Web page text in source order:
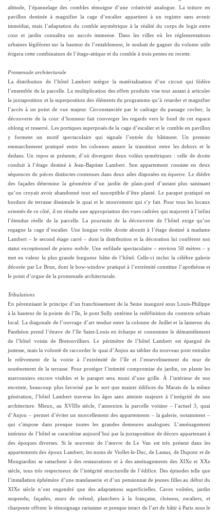
altitude, l’épannelage des combles témoigne d’une créativité analogue. La toiture en
pavillon destinée à magnifier la cage d’escalier appartient à un registre sans avenir
immédiat, mais l’adaptation du comble asymétrique à la réalité du corps de logis entre
cour et jardin connaîtra un succès immense. Dans les villes où les réglementations
urbaines légifèrent sur la hauteur de l’entablement, le souhait de gagner du volume utile
érigera cette combinaison de l’étage-attique et du comble à trois pentes en recette.
Promenade architecturale
La distribution de l’hôtel Lambert intègre la matérialisation d’un circuit qui fédère
l’ensemble de la parcelle. La multiplication des effets produits vise tout autant à articuler
la juxtaposition et la superposition des éléments du programme qu’à retarder et magnifier
l’accès à un point de vue majeur. Circonstanciée par le cadrage du passage cocher, la
découverte de la cour d’honneur fait converger les regards vers le fond de cet espace
oblong et resserré. Les portiques superposés de la cage d’escalier et le comble en pavillon
y forment un motif spectaculaire qui signale l’entrée du bâtiment. Un premier
emmarchement pratiqué entre les colonnes assure la transition entre les dehors et le
dedans. Un repos se présente, d’où divergent deux volées symétriques : celle de droite
conduit à l’étage destiné à Jean-Baptiste Lambert. Son appartement consiste en deux
séquences de pièces distinctes contenues dans deux ailes disposées en équerre. Le dièdre
des façades détermine la géométrie d’un jardin de plain-pied d’autant plus saisissant
qu’on croyait avoir abandonné tout sol susceptible d’être planté. Le parapet pratiqué en
bordure de terrasse dissimule le quai et le mouvement qui s’y fait. Pour tous les locaux
orientés de ce côté, il en résulte une appropriation des vues cadrées qui majorent à l’infini
l’étendue réelle de la parcelle. La poursuite de la découverte de l’hôtel exige qu’on
regagne la cage d’escalier. Une longue volée droite aboutit à l’étage destiné à madame
Lambert – le second étage carré – dont la distribution et la décoration lui confèrent son
statut exceptionnel de piano nobile . Une enfilade spectaculaire – environ 50 mètres – y
met en valeur la plus grande longueur bâtie de l’hôtel. Celle-ci inclut la célèbre galerie
décorée par Le Brun, dont le bow-window pratiqué à l’extrémité constitue l’apothéose et
le point d’orgue de la promenade architecturale.
Tribulations
En pérennisant le principe d’un franchissement de la Seine inauguré sous Louis-Philippe
à la hauteur de la pointe de l’île, le pont Sully entérine la redéfinition du contexte urbain
local. La diagonale de l’ouvrage d’art tendue entre la colonne de Juillet et la lanterne du
Panthéon prend l’étrave de l’île Saint-Louis en écharpe et consomme le démantèlement
de l’hôtel voisin de Bretonvilliers. Le périmètre de l’hôtel Lambert est épargné de
justesse, mais la volonté de raccorder le quai d’Anjou au tablier du nouveau pont entraîne
le relèvement de la voirie à l’extrémité de l’île et l’ensevelissement du mur de
soutènement de la terrasse. Pour protéger l’intimité compromise du jardin, on plante les
marronniers encore visibles et le parapet sera muni d’une grille. À l’intérieur de son
enceinte, beaucoup plus favorisé par le sort que maints édifices du Marais de la même
génération, l’hôtel Lambert traverse les âges sans atteinte majeure à l’intégrité de son
architecture. Mieux, au XVIIIe siècle, l’annexion la parcelle voisine – l’actuel 3, quai
d’Anjou – permet d’éviter un morcellement des appartements – la galerie, notamment –
qui s’impose dans presque toutes les grandes demeures analogues. L’aménagement
intérieur de l’hôtel se caractérise aujourd’hui par la juxtaposition de décors appartenant à
des époques diverses. Si le souvenir de l’œuvre de Le Vau est très présent dans les
appartements des époux Lambert, les noms de Viollet-le-Duc, de Lassus, de Dupont et de
Mongiardini se rattachent à des restaurations et à des aménagements des XIXe et XXe
siècle, tous très respectueux de l’intégrité structurelle de l’édifice. Des épisodes telle que
l’installation éphémère d’une matelasserie et d’un pensionnat de jeunes filles au début du
XIXe siècle n’ont engendré que des adaptations superficielles. Caves voûtées, jardin
suspendu, façades, murs de refend, planchers à la française, cloisons, escaliers, et
charpente offrent le témoignage rarissime et presque intact de l’art de bâtir à Paris sous le